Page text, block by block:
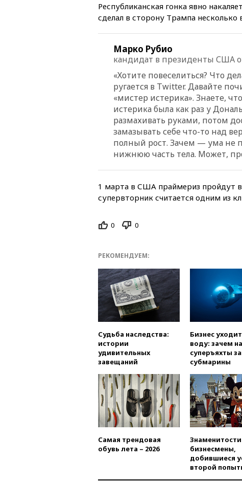
Республиканская гонка явно
сделал в сторону Трампа
Марко Рубио
кандидат в президенты США
«Хотите повеселиться? Что
ругается в Twitter. Давайте
«мистер истерика». Знаете,
истерика была как раз у
размахивать руками, потом
замазывать себе что-то над
полный рост. Зачем — ума не
нижнюю часть тела. Может,
1 марта в США праймериз пройдут
супервторник считается одним из
0 0
РЕКОМЕНДУЕМ:
Судьба наследства:
истории
удивительных
завещаний
Бизнес
воду: зачем на
суперъяхты
субмарины
Самая трендовая
обувь лета – 2026
бизнесмены,
добившиеся
второй